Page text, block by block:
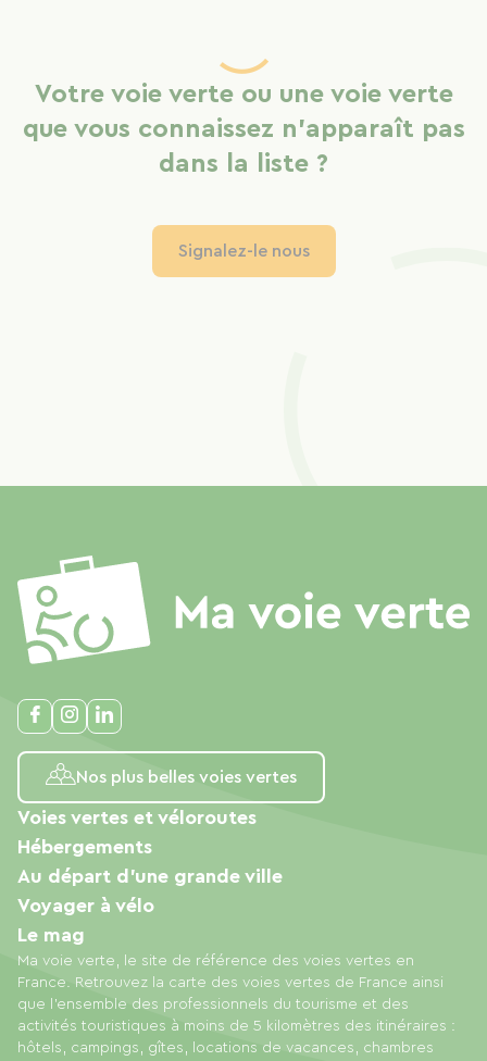
Votre voie verte ou une voie verte
que vous connaissez n'apparaît pas
dans la liste ?
Signalez-le nous
Nos plus belles voies vertes
Ma voie verte, le site de référence des voies vertes en
France. Retrouvez la carte des voies vertes de France ainsi
que l'ensemble des professionnels du tourisme et des
activités touristiques à moins de 5 kilomètres des itinéraires :
hôtels, campings, gîtes, locations de vacances, chambres
Voies vertes et véloroutes
Hébergements
Au départ d'une grande ville
Voyager à vélo
Le mag